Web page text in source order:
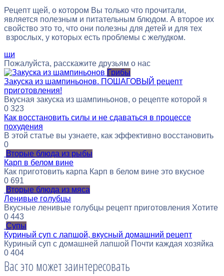
Рецепт щей, о котором Вы только что прочитали,
является полезным и питательным блюдом. А второе их
свойство это то, что они полезны для детей и для тех
взрослых, у которых есть проблемы с желудком.
щи
Пожалуйста, расскажите друзьям о нас
Грибы
Закуска из шампиньонов. ПОШАГОВЫЙ рецепт
приготовления!
Вкусная закуска из шампиньонов, о рецепте которой я
0 323
Как восстановить силы и не сдаваться в процессе
похудения
В этой статье вы узнаете, как эффективно восстановить
0
Вторые блюда из рыбы
Карп в белом вине
Как приготовить карпа Карп в белом вине это вкусное
0 691
Вторые блюда из мяса
Ленивые голубцы
Вкусные ленивые голубцы рецепт приготовления Хотите
0 443
Супы
Куриный суп с лапшой, вкусный домашний рецепт
Куриный суп с домашней лапшой Почти каждая хозяйка
0 404
Вас это может заинтересовать